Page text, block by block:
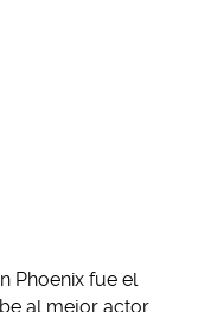
Phoenix fue el
al mejor actor